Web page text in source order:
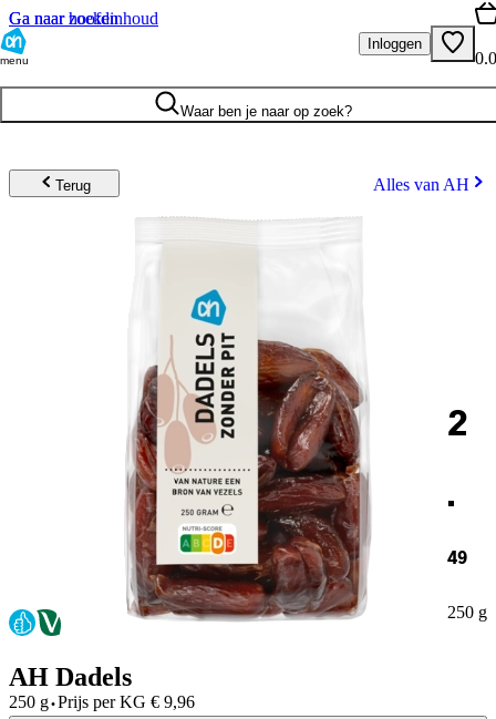
Ga naar hoofdinhoud
Ga naar zoeken
menu
Inloggen
Waar ben je naar op zoek?
Terug Alles van AH
2
.
49
250 g
AH Dadels
250 g·Prijs per KG € 9,96